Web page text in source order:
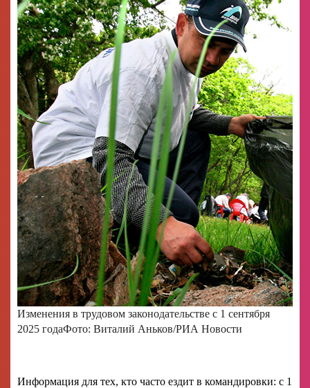
Изменения в трудовом законодательстве с 1 сентября
2025 годаФото: Виталий Аньков/РИА Новости
Информация для тех, кто часто ездит в командировки: с 1